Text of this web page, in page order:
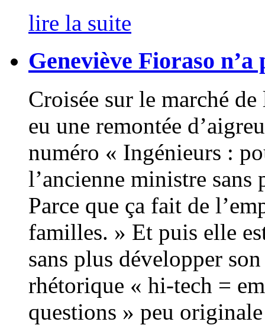
lire la suite
Geneviève Fioraso
Croisée sur le marché
eu une remontée
numéro « Ingénieurs :
l’ancienne ministre sans
Parce que ça fait de
familles. » Et puis elle
sans plus développer
rhétorique « hi-tech =
questions » peu